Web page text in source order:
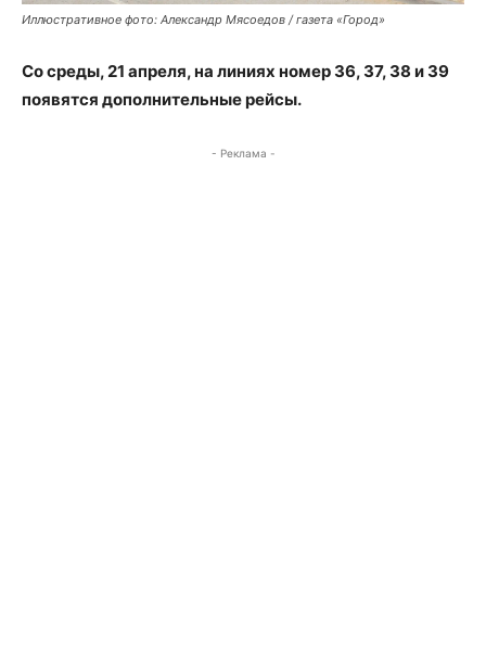
Иллюстративное фото: Александр Мясоедов / газета «Город»
Со среды, 21 апреля, на линиях номер 36, 37, 38 и 39
появятся дополнительные рейсы.
- Реклама -